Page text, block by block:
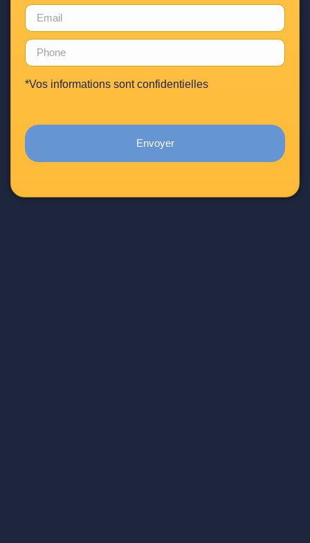
*Vos informations sont confidentielles
Envoyer